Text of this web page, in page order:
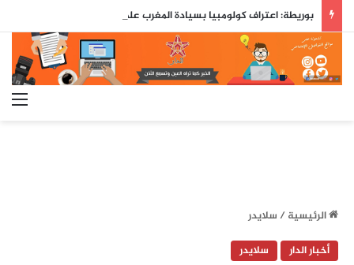
الرئيسية/ سلايدر
أخبار الدار
سلايدر